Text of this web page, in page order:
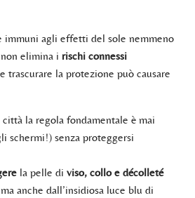
immuni agli effetti del sole nemmeno
elimina i rischi connessi
e trascurare la protezione può causare
la regola fondamentale è mai
schermi!) senza proteggersi
la pelle di viso, collo e décolleté
anche dall’insidiosa luce blu di